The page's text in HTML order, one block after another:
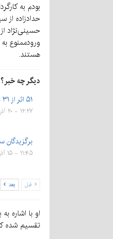
بودم به
ورودممنوع
هستند.
دیگر چه خبر؟
۵۱ اثر از ۳۱ هنرمند به بخش عکس جشنواره تئاتر فجر راه یافتند
۱۲:۲۷ - ۲۰ آذر ۱۴۰۴
برگزیدگان
۱۱:۴۵ - ۱۵ آذر ۱۴۰۴
قبل بعد
تقسیم شده